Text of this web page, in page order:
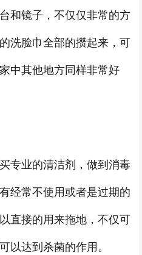
和镜子，不仅仅非常的方
洗脸巾全部的攒起来，可
中其他地方同样非常好
专业的清洁剂，做到消毒
经常不使用或者是过期的
直接的用来拖地，不仅可
以达到杀菌的作用。